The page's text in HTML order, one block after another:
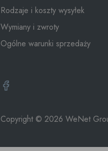
Rodzaje i koszty wysyłek
Wymiany i zwroty
Ogólne warunki sprzedaży
Copyright © 2026 WeNet